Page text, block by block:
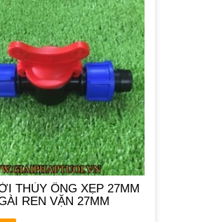
THỦY ỐNG XẸP 27MM
REN VẶN 27MM